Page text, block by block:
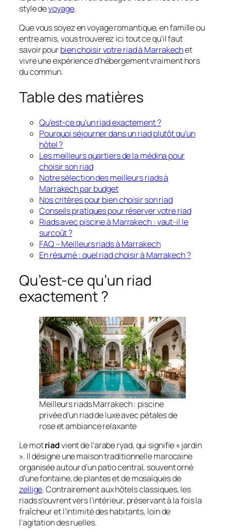
style devoyage.
Que vous soyez en voyage romantique, en famille ou
entre amis, vous trouverez ici tout ce qu’il faut
savoir pourbien choisir votre riad à Marrakechet
vivre une expérience d’hébergement vraiment hors
du commun.
Table des matières
Qu’est-ce qu’un riad exactement ?
Pourquoi séjourner dans un riad plutôt qu’un
hôtel ?
Les meilleurs quartiers de la médina pour
choisir son riad
Notre sélection des meilleurs riads à
Marrakech par budget
Nos critères pour bien choisir son riad
Conseils pratiques pour réserver votre riad
Riads avec piscine à Marrakech : vaut-il le
surcoût ?
FAQ – Meilleurs riads à Marrakech
En résumé : quel riad choisir à Marrakech ?
Qu’est-ce qu’un riad
exactement ?
Meilleurs riads Marrakech : piscine
privée d’un riad de luxe avec pétales de
rose et ambiance relaxante
Le motriadvient de l’araberyad, qui signifie « jardin
». Il désigne une maison traditionnelle marocaine
organisée autour d’un patio central, souvent orné
d’une fontaine, de plantes et de mosaïques de
zellige. Contrairement aux hôtels classiques, les
riads s’ouvrent vers l’intérieur, préservant à la fois la
fraîcheur et l’intimité des habitants, loin de
l’agitation des ruelles.